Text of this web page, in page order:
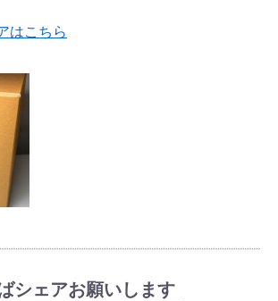
はこちら
シェアお願いします